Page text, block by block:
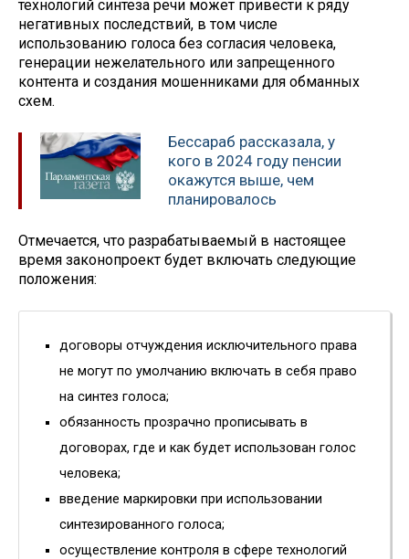
технологий синтеза речи может привести к ряду
негативных последствий, в том числе
использованию голоса без согласия человека,
генерации нежелательного или запрещенного
контента и создания мошенниками для обманных
схем.
Бессараб рассказала, у
кого в 2024 году пенсии
окажутся выше, чем
планировалось
Отмечается, что разрабатываемый в настоящее
время законопроект будет включать следующие
положения:
договоры отчуждения исключительного права
не могут по умолчанию включать в себя право
на синтез голоса;
обязанность прозрачно прописывать в
договорах, где и как будет использован голос
человека;
введение маркировки при использовании
синтезированного голоса;
осуществление контроля в сфере технологий